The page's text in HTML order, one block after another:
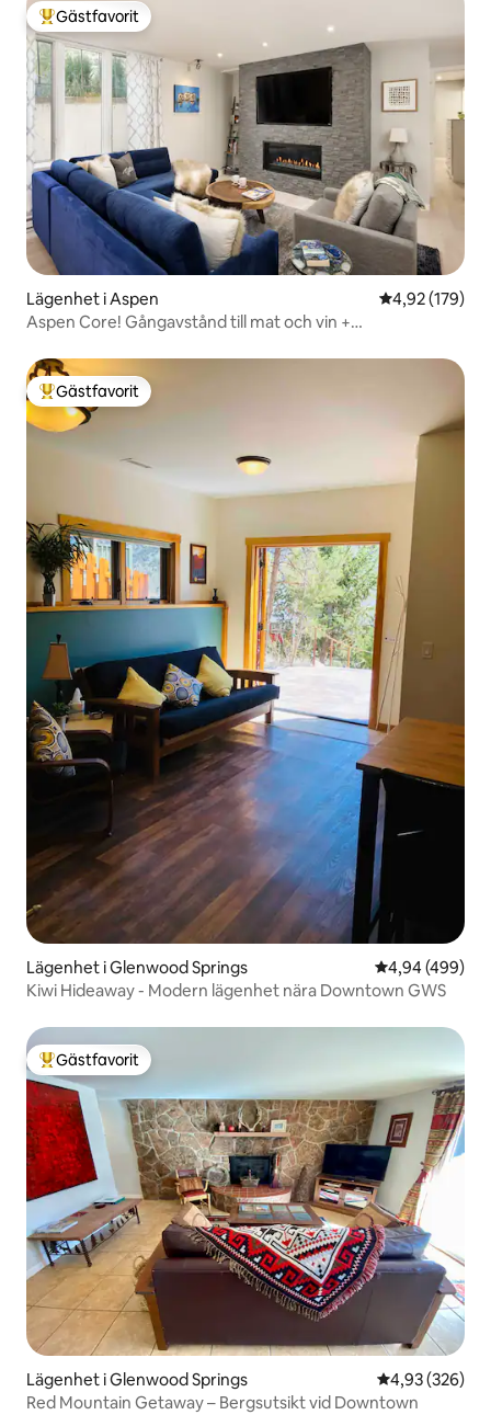
Populär gästfavorit
Gästfavorit
Lägenhet i Aspen 4,92 av 5 i
4,92 (179)
Aspen Core! Gångavstånd till mat och vin +
Populär gästfavorit
Gästfavorit
Lägenhet i Glenwood Springs 4,94 av 5 i
4,94 (499)
Kiwi Hideaway - Modern lägenhet nära Downtown GWS
Populär gästfavorit
Gästfavorit
Lägenhet i Glenwood Springs 4,93 av 5 i
4,93 (326)
Red Mountain Getaway – Bergsutsikt vid Downtown